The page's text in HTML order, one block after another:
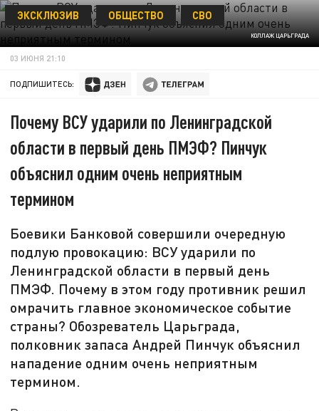
КОЛЛАЖ ЦАРЬГРАДА
ЭКСКЛЮЗИВ ОБЩЕСТВО СВО
03 ИЮНЯ 21:10
ПОДПИШИТЕСЬ:
Почему ВСУ ударили по Ленинградской
области в первый день ПМЭФ? Пинчук
объяснил одним очень неприятным
термином
Боевики Банковой совершили очередную
подлую провокацию: ВСУ ударили по
Ленинградской области в первый день
ПМЭФ. Почему в этом году противник решил
омрачить главное экономическое событие
страны? Обозреватель Царьграда,
полковник запаса Андрей Пинчук объяснил
нападение одним очень неприятным
термином.